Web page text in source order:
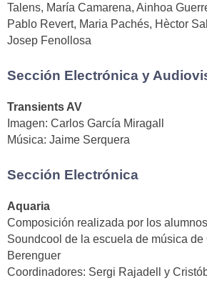
Talens, María Camarena, Ainhoa
Pablo Revert, Maria Pachés, Hèctor
Josep Fenollosa
Sección Electrónica y
Transients AV
Imagen: Carlos García Miragall
Música: Jaime Serquera
Sección Electrónica
Aquaria
Composición realizada por los
Soundcool de la escuela de música de
Berenguer
Coordinadores: Sergi Rajadell y